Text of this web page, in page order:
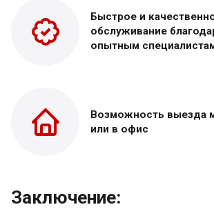
Быстрое и
обслуживание
опытным
Возможность выезда
или в офис
Заключение: